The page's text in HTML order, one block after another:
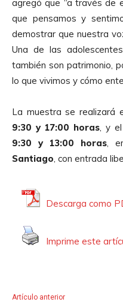
agregó que “a través de
que pensamos y
demostrar que nuestra
Una de las
también son patrimonio,
lo que vivimos y cómo
La muestra se realizará
9:30 y 17:00 horas , y el
9:30 y 13:00 horas,
Santiago , con entrada
Descarga como
Imprime este
Artículo anterior